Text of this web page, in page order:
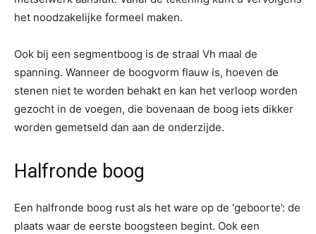
het noodzakelijke formeel maken.
Ook bij een segmentboog is de straal Vh maal de
spanning. Wanneer de boogvorm flauw is, hoeven de
stenen niet te worden behakt en kan het verloop worden
gezocht in de voegen, die bovenaan de boog iets dikker
worden gemetseld dan aan de onderzijde.
Halfronde boog
Een halfronde boog rust als het ware op de ‘geboorte’: de
plaats waar de eerste boogsteen begint. Ook een